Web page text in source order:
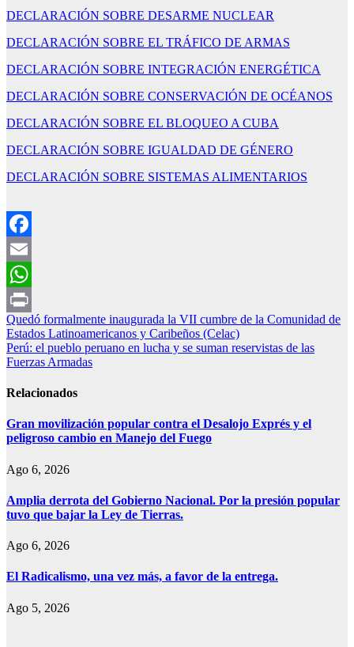
DECLARACIÓN SOBRE DESARME NUCLEAR
DECLARACIÓN SOBRE EL TRÁFICO DE ARMAS
DECLARACIÓN SOBRE INTEGRACIÓN ENERGÉTICA
DECLARACIÓN SOBRE CONSERVACIÓN DE OCÉANOS
DECLARACIÓN SOBRE EL BLOQUEO A CUBA
DECLARACIÓN SOBRE IGUALDAD DE GÉNERO
DECLARACIÓN SOBRE SISTEMAS ALIMENTARIOS
Facebook
Email
WhatsApp
Print
Navegación
de
entradas
Quedó formalmente inaugurada la VII cumbre de la Comunidad de
Estados Latinoamericanos y Caribeños (Celac)
Perú: el pueblo peruano en lucha y se suman reservistas de las
Fuerzas Armadas
Relacionados
Gran movilización popular contra el Desalojo Exprés y el
peligroso cambio en Manejo del Fuego
Ago 6, 2026
Amplia derrota del Gobierno Nacional. Por la presión popular
tuvo que bajar la Ley de Tierras.
Ago 6, 2026
El Radicalismo, una vez más, a favor de la entrega.
Ago 5, 2026